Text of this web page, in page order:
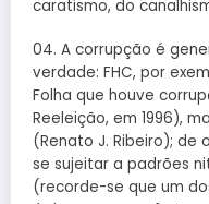
caratismo, do
04. A corrupção é
verdade: FHC, por
Folha que houve
Reeleição, em 1996),
(Renato J. Ribeiro); de
se sujeitar a padrões
(recorde-se que um